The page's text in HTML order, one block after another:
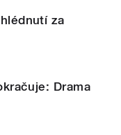
za
Drama